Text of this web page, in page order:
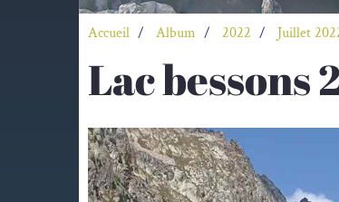
Accueil Album 2022 Juillet
Lac bessons